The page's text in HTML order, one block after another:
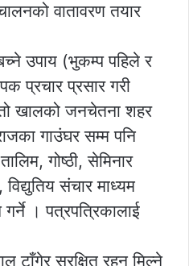
वातावरण तयार
उपाय (भुकम्प पहिले र
प्रचार प्रसार गरी
खालको जनचेतना शहर
गाउंघर सम्म पनि
गोष्ठी, सेमिनार
संचार माध्यम
। पत्रपत्रिकालाई
सुरक्षित रहन मिल्ने